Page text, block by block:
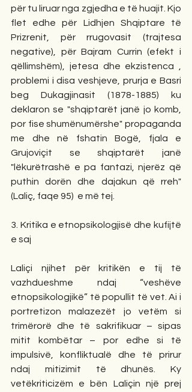
për tu liruar nga zgjedha e të huajit. Kjo
flet edhe për Lidhjen Shqiptare të
Prizrenit, për rrugovasit (trajtesa
negative), për Bajram Currin (efekt i
qëllimshëm), jetesa dhe ekzistenca ,
problemi i disa veshjeve, prurja e Basri
beg Dukagjinasit (1878-1885) ku
deklaron se "shqiptarët janë jo komb,
por fise shumënumërshe" propaganda
me dhe në fshatin Bogë, fjala e
Grujoviçit se shqiptarët janë
"lëkurëtrashë e pa fantazi, njerëz që
puthin dorën dhe dajakun që rreh"
(Laliç, faqe 95)  e më tej.
3. Kritika e etnopsikologjisë dhe kufijtë
e saj
Laliçi njihet për kritikën e tij të
vazhdueshme ndaj “veshëve
etnopsikologjikë” të popullit të vet. Ai i
portretizon malazezët jo vetëm si
trimërorë dhe të sakrifikuar – sipas
mitit kombëtar – por edhe si të
impulsivë, konfliktualë dhe të prirur
ndaj mitizimit të dhunës. Ky
vetëkriticizëm e bën Laliçin një prej